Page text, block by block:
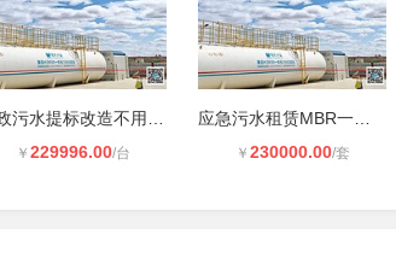
￥ 229996.00/台 ￥ 230000.00/套